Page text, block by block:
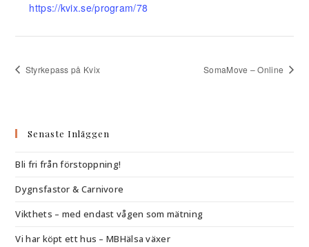
https://kvix.se/program/78
Styrkepass på Kvix SomaMove – Online
Senaste Inläggen
Bli fri från förstoppning!
Dygnsfastor & Carnivore
Vikthets – med endast vågen som mätning
Vi har köpt ett hus – MBHälsa växer